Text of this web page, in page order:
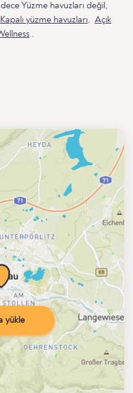
Yüzme havuzları değil,
Kapalı yüzme havuzları, Açık
.
yükle